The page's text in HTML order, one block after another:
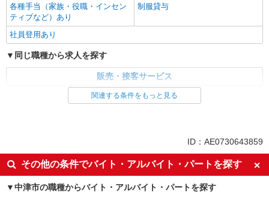
各種手当（家族・役職・インセン
ティブなど）あり
制服貸与
社員登用あり
同じ職種から求人を探す
販売・接客サービス
同じ特徴から求人を探す
日払い
車通勤OK
交通費支給
社会保険あり
社員登用あり
関連する条件をもっと見る
ID：AE0730643859
その他の条件でバイト・アルバイト・パートを探す
中津市の職種からバイト・アルバイト・パートを探す